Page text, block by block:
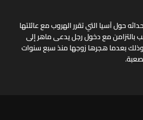
حول آسيا التي تقرر الهروب مع عائلتها
بالتزامن مع دخول رجل يدعى ماهر إلى
وذلك بعدما هجرها زوجها منذ سبع سنوات